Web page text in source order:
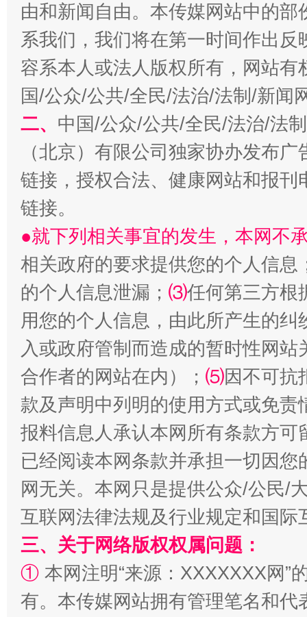
揭开“小金库”的免责幌子
受贿1.44亿！段成刚被判无期 从幼
全民健身五年计划来了！等你上场
由和新闻自由。本传媒网站中的
系我们，我们将在第一时间作出
容系本人或法人版权所有，网站
国/公众/公共/全民/法治/法制/新闻
二、 中国/公众/公共/全民/法治/法
（北京）有限公司独家协办发布
链接，授权合法、健康网站和报
链接。
●就下列相关事宜的发生，本网不
相关政府的要求提供您的个人信息
的个人信息泄漏； ⑶任何第三方根
用您的个人信息，由此所产生的纠
入或政府管制而造成的暂时性网
合作者的网站在内）； ⑸因不可抗
款及声明中列明的使用方式或免责
报料信息人承认本网所有条款方
已经阅读本网条款并承担一切因
网无关。本网只是提供公众/公民/
互联网法律法规及行业规定和国
三、关于网络版权权属问题：
① 本网注明“来源：XXXXXXX网”
有。本传媒网站拥有管理笔名和